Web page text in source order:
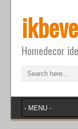
Homedecor